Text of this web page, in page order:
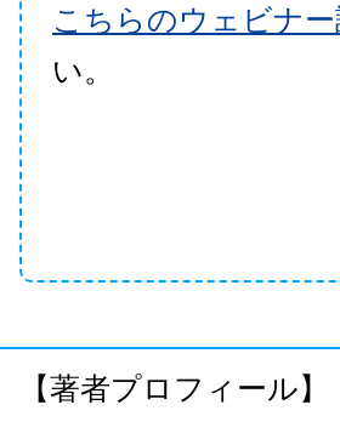
こちらのウェビナ
い。
【著者プロフィール】